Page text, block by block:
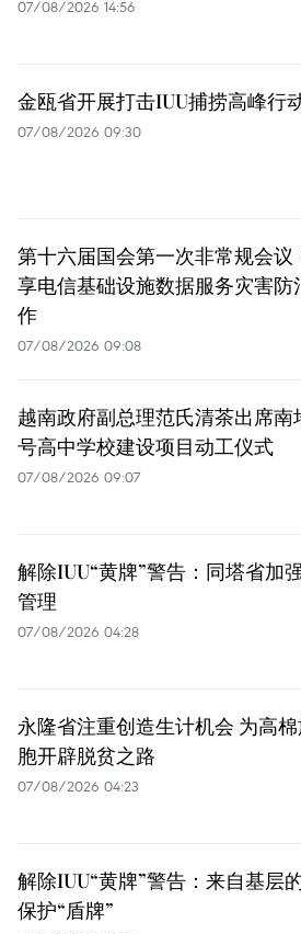
07/08/2026 14:56
金瓯省开展打击IUU捕捞高峰行
07/08/2026 09:30
第十六届国会第一次非常规会议
享电信基础设施数据服务灾害防
作
07/08/2026 09:08
越南政府副总理范氏清茶出席南
号高中学校建设项目动工仪式
07/08/2026 09:07
解除IUU“黄牌”警告：同塔省加
管理
07/08/2026 04:28
永隆省注重创造生计机会 为高
胞开辟脱贫之路
07/08/2026 04:23
解除IUU“黄牌”警告：来自基层
保护“盾牌”